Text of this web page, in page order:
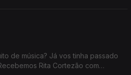
de música? Já vos tinha passado
Rita Cortezão com